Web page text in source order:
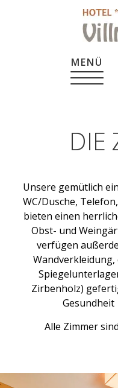
MENÜ
DIE
Unsere gemütlich
WC/Dusche,
bieten einen
Obst- und
verfügen
Zirbenholz)
Alle Zimmer sind